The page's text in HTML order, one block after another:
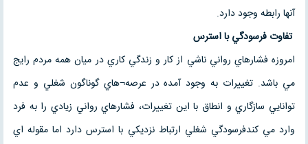
آنها رابطه وجود دارد.
تفاوت فرسودگي با استرس
امروزه فشارهاي رواني ناشي از كار و زندگي كاري در ميان همه مردم رايج
مي باشد. تغييرات به وجود آمده در عرصه¬هاي گوناگون شغلي و عدم
توانايي سازگاري و انطاق با اين تغييرات، فشارهاي رواني زيادي را به فرد
وارد مي كندفرسودگي شغلي ارتباط نزديكي با استرس دارد اما مقوله اي